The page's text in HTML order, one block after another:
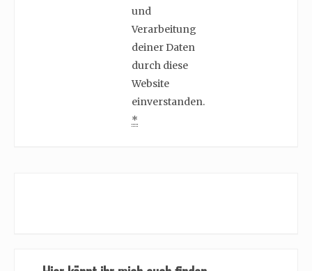
und
Verarbeitung
deiner Daten
durch diese
Website
einverstanden.
*